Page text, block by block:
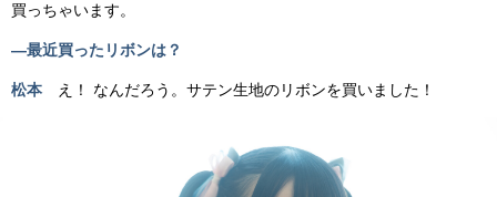
買っちゃいます。
―最近買ったリボンは？
松本 え！ なんだろう。サテン生地のリボンを買いました！